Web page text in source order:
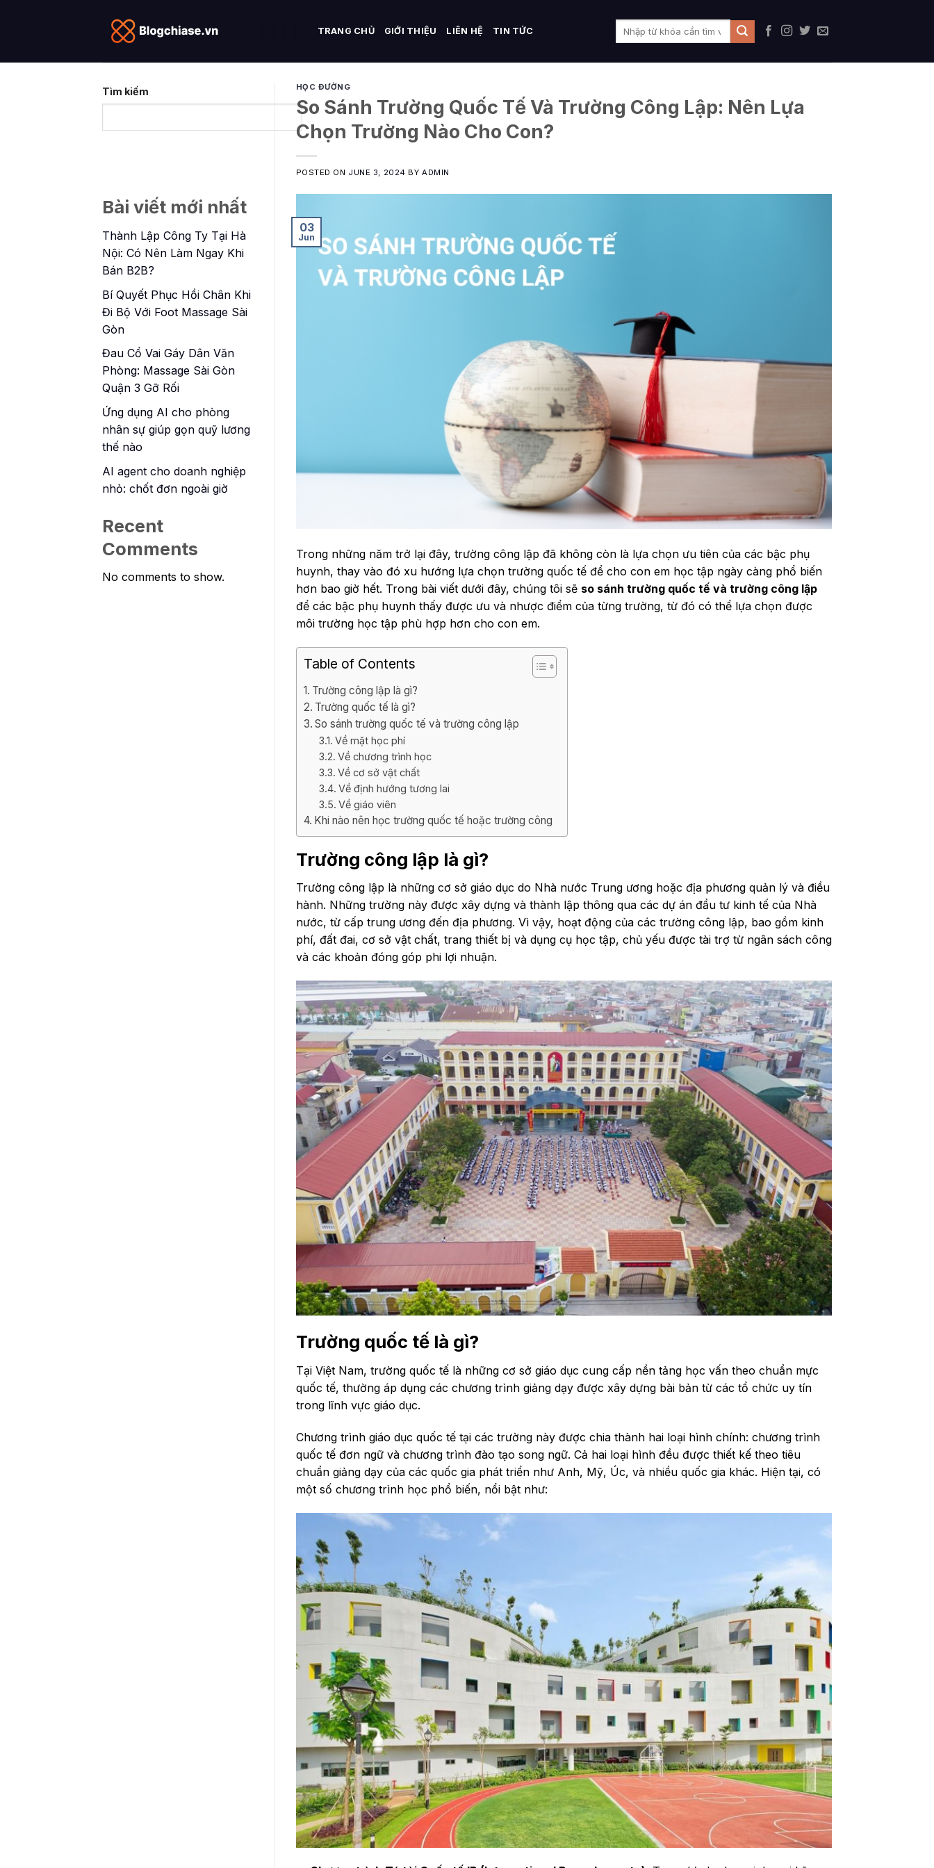
TRANG CHỦ GIỚI THIỆU LIÊN HỆ TIN TỨC
Tìm kiếm
Bài viết mới nhất
Thành Lập Công Ty Tại Hà
Nội: Có Nên Làm Ngay Khi
Bán B2B?
Bí Quyết Phục Hồi Chân Khi
Đi Bộ Với Foot Massage Sài
Gòn
Đau Cổ Vai Gáy Dân Văn
Phòng: Massage Sài Gòn
Quận 3 Gỡ Rối
Ứng dụng AI cho phòng
nhân sự giúp gọn quỹ lương
thế nào
AI agent cho doanh nghiệp
nhỏ: chốt đơn ngoài giờ
Recent
Comments
No comments to show.
HỌC ĐƯỜNG
So Sánh Trường Quốc Tế Và Trường Công Lập: Nên Lựa
Chọn Trường Nào Cho Con?
POSTED ON JUNE 3, 2024 BYADMIN
03
Jun
Trong những năm trở lại đây, trường công lập đã không còn là lựa chọn ưu tiên của các bậc phụ
huynh, thay vào đó xu hướng lựa chọn trường quốc tế để cho con em học tập ngày càng phổ biến
hơn bao giờ hết. Trong bài viết dưới đây, chúng tôi sẽ so sánh trường quốc tế và trường công lập
để các bậc phụ huynh thấy được ưu và nhược điểm của từng trường, từ đó có thể lựa chọn được
môi trường học tập phù hợp hơn cho con em.
Table of Contents
Trường công lập là gì?
Trường quốc tế là gì?
So sánh trường quốc tế và trường công lập
Về mặt học phí
Về chương trình học
Về cơ sở vật chất
Về định hướng tương lai
Về giáo viên
Khi nào nên học trường quốc tế hoặc trường công
Trường công lập là gì?
Trường công lập là những cơ sở giáo dục do Nhà nước Trung ương hoặc địa phương quản lý và điều
hành. Những trường này được xây dựng và thành lập thông qua các dự án đầu tư kinh tế của Nhà
nước, từ cấp trung ương đến địa phương. Vì vậy, hoạt động của các trường công lập, bao gồm kinh
phí, đất đai, cơ sở vật chất, trang thiết bị và dụng cụ học tập, chủ yếu được tài trợ từ ngân sách công
và các khoản đóng góp phi lợi nhuận.
Trường quốc tế là gì?
Tại Việt Nam, trường quốc tế là những cơ sở giáo dục cung cấp nền tảng học vấn theo chuẩn mực
quốc tế, thường áp dụng các chương trình giảng dạy được xây dựng bài bản từ các tổ chức uy tín
trong lĩnh vực giáo dục.
Chương trình giáo dục quốc tế tại các trường này được chia thành hai loại hình chính: chương trình
quốc tế đơn ngữ và chương trình đào tạo song ngữ. Cả hai loại hình đều được thiết kế theo tiêu
chuẩn giảng dạy của các quốc gia phát triển như Anh, Mỹ, Úc, và nhiều quốc gia khác. Hiện tại, có
một số chương trình học phổ biến, nổi bật như: